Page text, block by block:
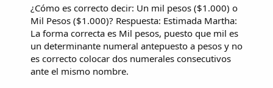
¿Cómo es correcto decir: Un mil pesos ($1.000) o
Mil Pesos ($1.000)? Respuesta: Estimada Martha:
La forma correcta es Mil pesos, puesto que mil es
un determinante numeral antepuesto a pesos y no
es correcto colocar dos numerales consecutivos
ante el mismo nombre.